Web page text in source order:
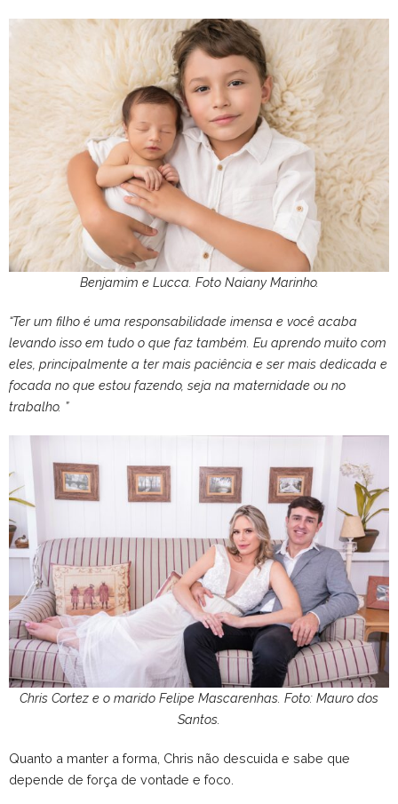
Benjamim e Lucca. Foto Naiany Marinho.
“Ter um filho é uma responsabilidade imensa e você acaba
levando isso em tudo o que faz também. Eu aprendo muito com
eles, principalmente a ter mais paciência e ser mais dedicada e
focada no que estou fazendo, seja na maternidade ou no
trabalho. ”
Chris Cortez e o marido Felipe Mascarenhas. Foto: Mauro dos
Santos.
Quanto a manter a forma, Chris não descuida e sabe que
depende de força de vontade e foco.